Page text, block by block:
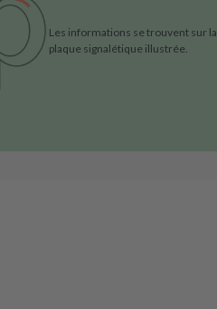
Les informations se trouvent sur la
plaque signalétique illustrée.